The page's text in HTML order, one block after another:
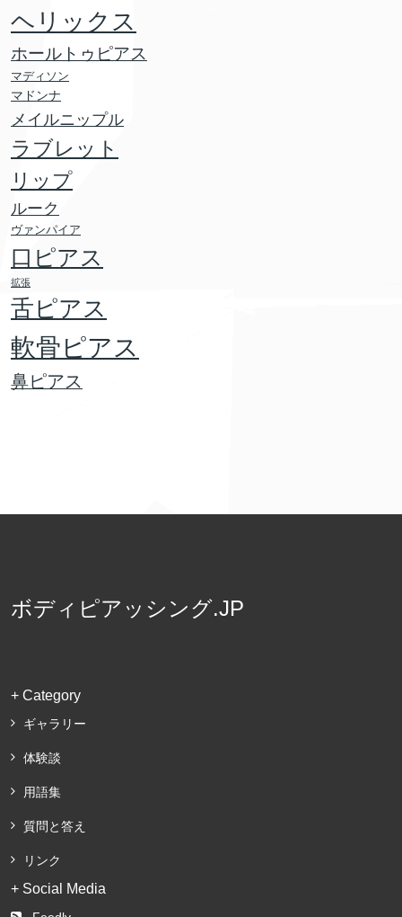
ヘリックス
ホールトゥピアス
マディソン
マドンナ
メイルニップル
ラブレット
リップ
ルーク
ヴァンパイア
口ピアス
拡張
舌ピアス
軟骨ピアス
鼻ピアス
ボディピアッシング.JP
+ Category
ギャラリー
体験談
用語集
質問と答え
リンク
+ Social Media